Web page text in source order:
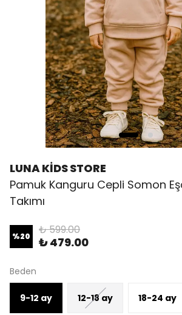
LUNA KİDS STORE
Pamuk Kanguru Cepli Somon
Takımı
%20 ₺ 599.00
₺ 479.00
Beden
9-12 ay 12-18 ay 18-24 ay